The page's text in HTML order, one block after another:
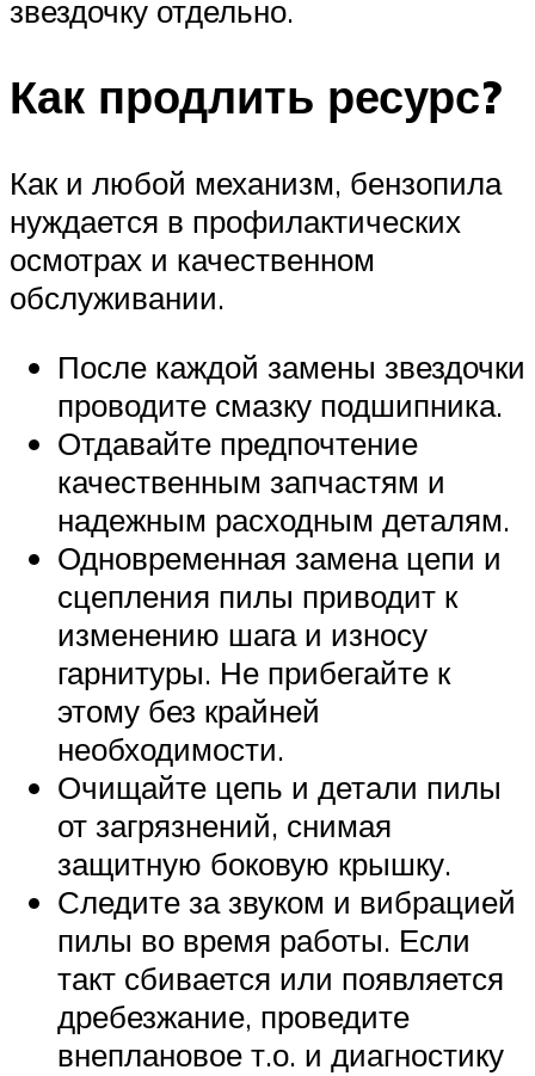
звездочку отдельно.
Как продлить ресурс?
Как и любой механизм, бензопила
нуждается в профилактических
осмотрах и качественном
обслуживании.
После каждой замены звездочки
проводите смазку подшипника.
Отдавайте предпочтение
качественным запчастям и
надежным расходным деталям.
Одновременная замена цепи и
сцепления пилы приводит к
изменению шага и износу
гарнитуры. Не прибегайте к
этому без крайней
необходимости.
Очищайте цепь и детали пилы
от загрязнений, снимая
защитную боковую крышку.
Следите за звуком и вибрацией
пилы во время работы. Если
такт сбивается или появляется
дребезжание, проведите
внеплановое т.о. и диагностику